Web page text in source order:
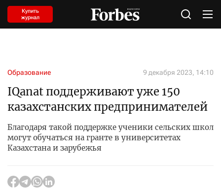
Купить
журнал
Образование 9 декабря 2023, 14:10
IQanat поддерживают уже 150
казахстанских предпринимателей
Благодаря такой поддержке ученики сельских школ
могут обучаться на гранте в университетах
Казахстана и зарубежья